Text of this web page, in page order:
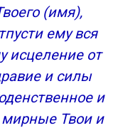
(имя),
ему вся
исцеление от
и силы
и
мирные Твои и